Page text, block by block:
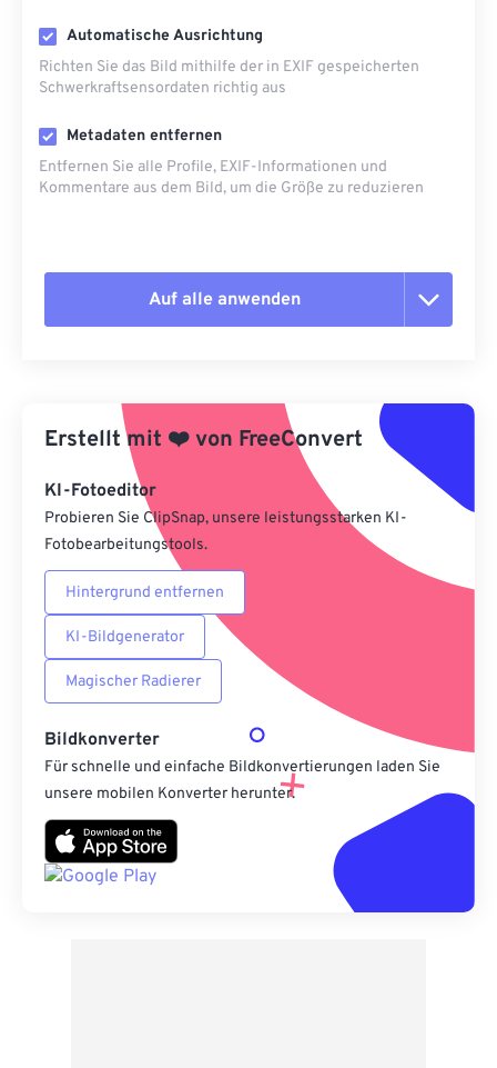
Automatische Ausrichtung
Richten Sie das Bild mithilfe der in EXIF ​​gespeicherten
Schwerkraftsensordaten richtig aus
Metadaten entfernen
Entfernen Sie alle Profile, EXIF-Informationen und
Kommentare aus dem Bild, um die Größe zu reduzieren
Auf alle anwenden
Aus Vorgabe anwenden
Als Vorgabe speichern
Erstellt mit ❤️von FreeConvert
KI-Fotoeditor
Probieren Sie ClipSnap, unsere leistungsstarken KI-
Fotobearbeitungstools.
Hintergrund entfernen
KI-Bildgenerator
Magischer Radierer
Bildkonverter
Für schnelle und einfache Bildkonvertierungen laden Sie
unsere mobilen Konverter herunter.